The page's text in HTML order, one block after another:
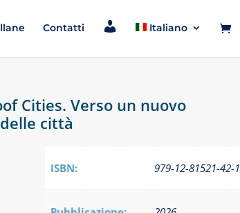
Contatti
i
o
u
Italiano
Cities. Verso un nuovo
città
ISBN: 979-12-81521-42-1